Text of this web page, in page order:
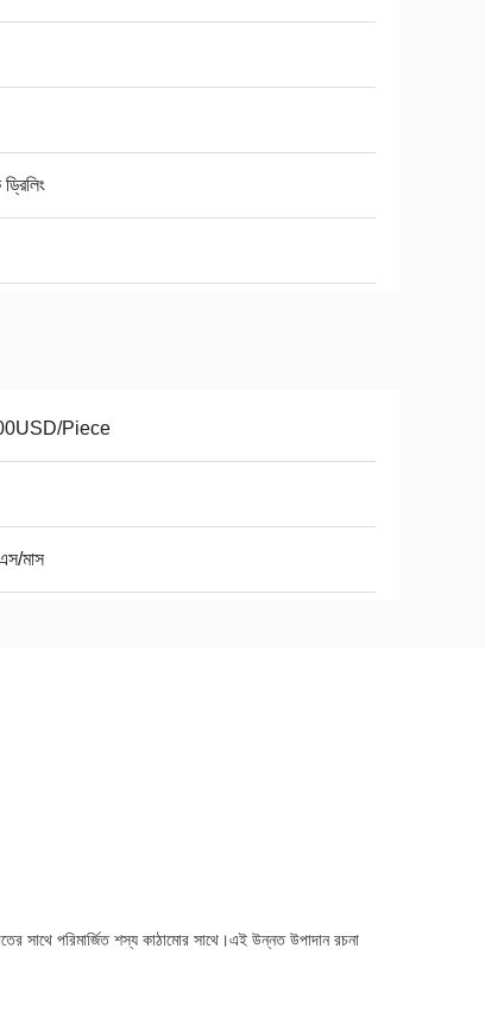
Piece
মাস
সাথে পরিমার্জিত শস্য কাঠামোর সাথে।এই উন্নত উপাদান রচনা